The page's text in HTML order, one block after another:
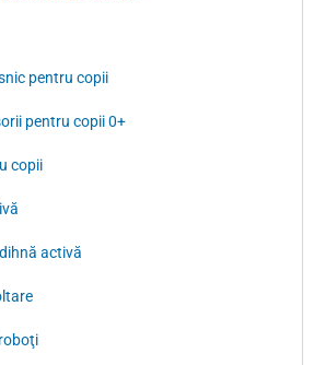
pentru copii
pentru copii 0+
copii
activă